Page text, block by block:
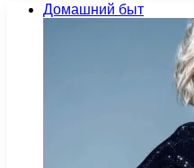
Домашний быт